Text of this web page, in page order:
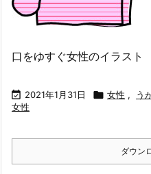
口をゆすぐ女性のイラスト
 2021年1月31日  女性 , う
女性
ダウン